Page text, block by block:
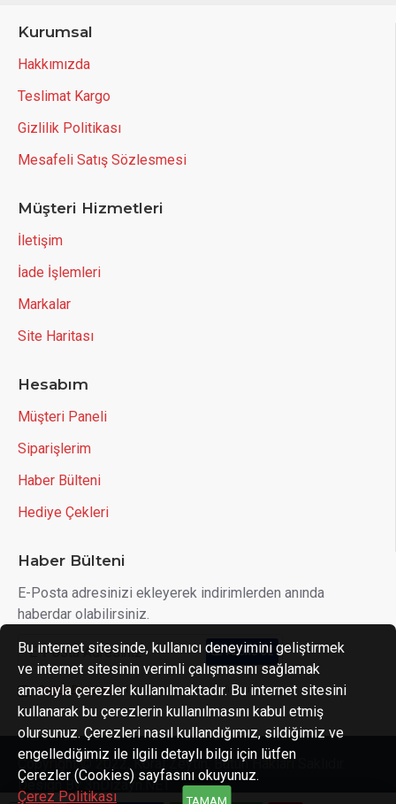
Kurumsal
Hakkımızda
Teslimat Kargo
Gizlilik Politikası
Mesafeli Satış Sözlesmesi
Müşteri Hizmetleri
İletişim
İade İşlemleri
Markalar
Site Haritası
Hesabım
Müşteri Paneli
Siparişlerim
Haber Bülteni
Hediye Çekleri
Haber Bülteni
E-Posta adresinizi ekleyerek indirimlerden anında
haberdar olabilirsiniz.
Abone OL
Gizlilik Politikası 'ni okudum ve kabul ediyorum.
Copyright © 2022, Koral Zeytin, Bütün Hakları Saklıdır.
Design By 3nDizayn.NET
TAMAM
Bu internet sitesinde, kullanıcı deneyimini geliştirmek
ve internet sitesinin verimli çalışmasını sağlamak
amacıyla çerezler kullanılmaktadır. Bu internet sitesini
kullanarak bu çerezlerin kullanılmasını kabul etmiş
olursunuz. Çerezleri nasıl kullandığımız, sildiğimiz ve
engellediğimiz ile ilgili detaylı bilgi için lütfen
Çerezler (Cookies) sayfasını okuyunuz.
Çerez Politikası